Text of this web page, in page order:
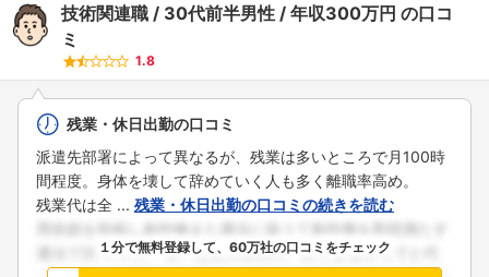
技術関連職 30代前半男性 年収300万円 の口コ
ミ
1.8
残業・休日出勤の口コミ
派遣先部署によって異なるが、残業は多いところで月100時
間程度。身体を壊して辞めていく人も多く離職率高め。
残業代は全 ... 残業・休日出勤の口コミの続きを読む
１分で無料登録して、60万社の口コミをチェック